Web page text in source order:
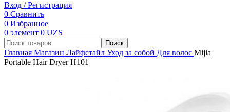
Вход / Регистрация
0 Сравнить
0 Избранное
0 элемент 0 UZS
Поиск
Главная Магазин Лайфстайл Уход за собой Для волос Mijia
Portable Hair Dryer H101